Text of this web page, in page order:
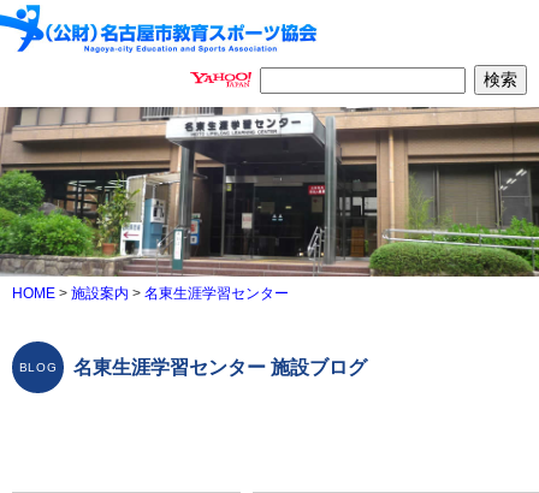
HOME > 施設案内 > 名東生涯学習センター
名東生涯学習センター 施設ブログ